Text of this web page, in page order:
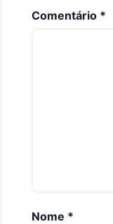
Comentário *
Nome *